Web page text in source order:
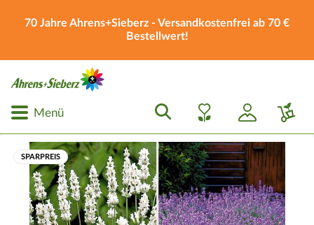
70 Jahre Ahrens+Sieberz - Versandkostenfrei ab 70 €
Bestellwert!
Menü
SPARPREIS